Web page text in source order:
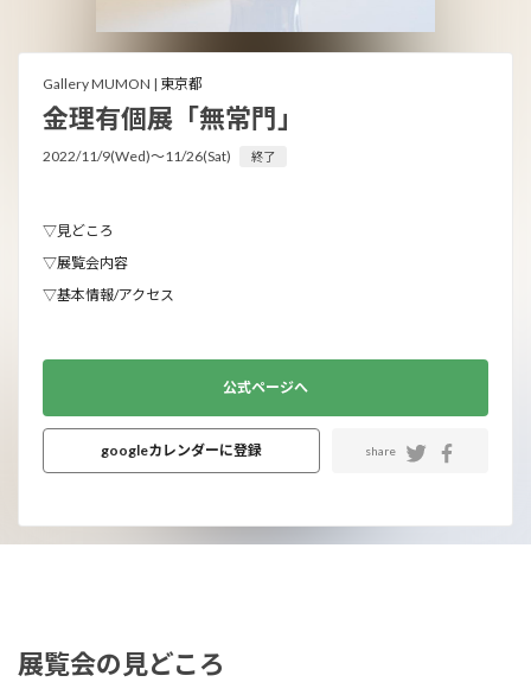
Gallery MUMON | 東京都
金理有個展「無常門」
2022/11/9(Wed)〜11/26(Sat) 終了
▽見どころ
▽展覧会内容
▽基本情報/アクセス
公式ページへ
googleカレンダーに登録 share
展覧会の見どころ